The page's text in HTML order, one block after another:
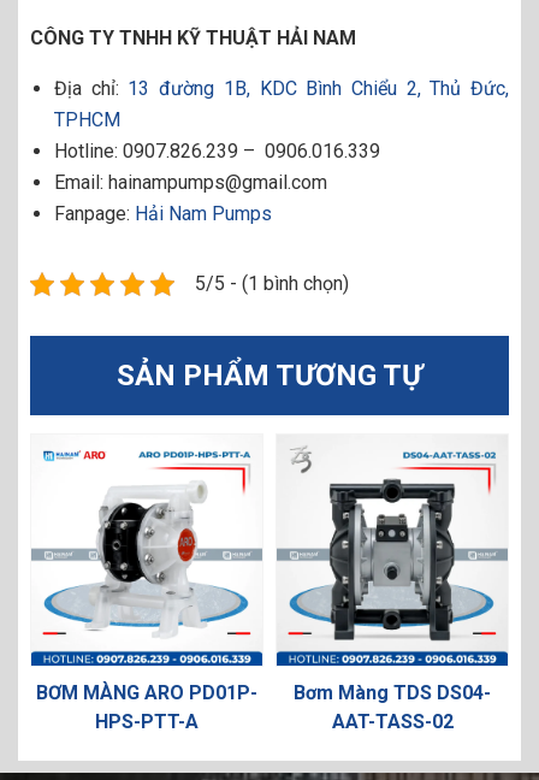
CÔNG TY TNHH KỸ THUẬT HẢI NAM
Địa chỉ: 13 đường 1B, KDC Bình Chiểu 2, Thủ Đức,
TPHCM
Hotline: 0907.826.239 – 0906.016.339
Email: hainampumps@gmail.com
Fanpage: Hải Nam Pumps
5/5 - (1 bình chọn)
SẢN PHẨM TƯƠNG TỰ
MÀNG ARO PD01P-
HPS-PTT-A
Bơm Màng TDS DS04-
AAT-TASS-02
BƠM